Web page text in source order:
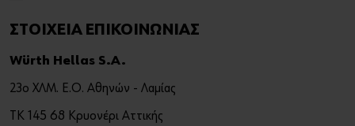
ΣΤΟΙΧΕΙΑ ΕΠΙΚΟΙΝΩΝΙΑΣ
Würth Hellas S.A.
23ο ΧΛΜ. Ε.Ο. Αθηνών - Λαμίας
ΤΚ 145 68 Κρυονέρι Αττικής